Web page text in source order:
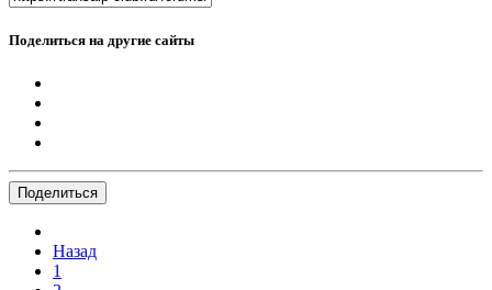
Поделиться на другие сайты
Поделиться
Назад
1